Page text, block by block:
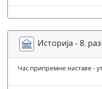
Историја - 8.
Час припремне наставе -